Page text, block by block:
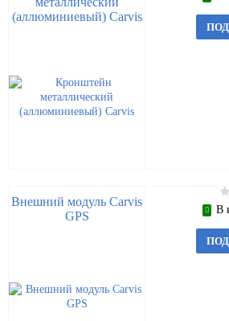
(аллюминиевый) Carvis
Внешний модуль Carvis
GPS
В